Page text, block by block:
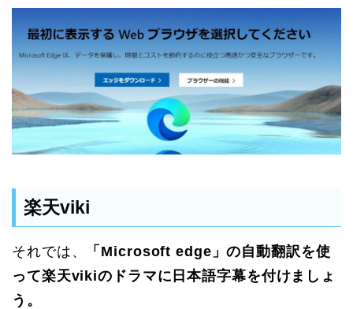
楽天viki
それでは、
「Microsoft edge」の自動翻訳を使
って楽天vikiのドラマに日本語字幕を付けましょ
う。